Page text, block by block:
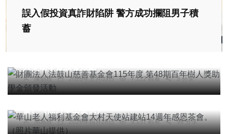
誤入假投資真詐財陷阱 警方成功攔阻男子積
蓄
陳朝枝 2026年五月03日 7,112 觀看 3 分享
社會 綜合新聞 健康 文教
華山老人福利基金會大村天使站建站14週年感恩茶
周為政 2026年四月28日 9,157 觀看 98 分享
社會 綜合新聞 文教